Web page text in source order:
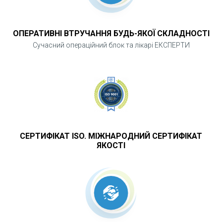
відрізняється від очної
Безпечно
КОНСУЛЬТАЦІЮ?
Натісніть "Записатись"
Оберіть дату та час. Отримати
консультацію можна у зручний час після
узгодження з оператором нашого
ОПЕРАТИВНІ ВТРУЧАННЯ БУДЬ-ЯКОЇ СКЛАДНОСТІ
Сучасний операційний блок та лікарі ЕКСПЕРТИ
СЕРТИФІКАТ ISO. МІЖНАРОДНИЙ СЕРТИФІКАТ
ЯКОСТІ